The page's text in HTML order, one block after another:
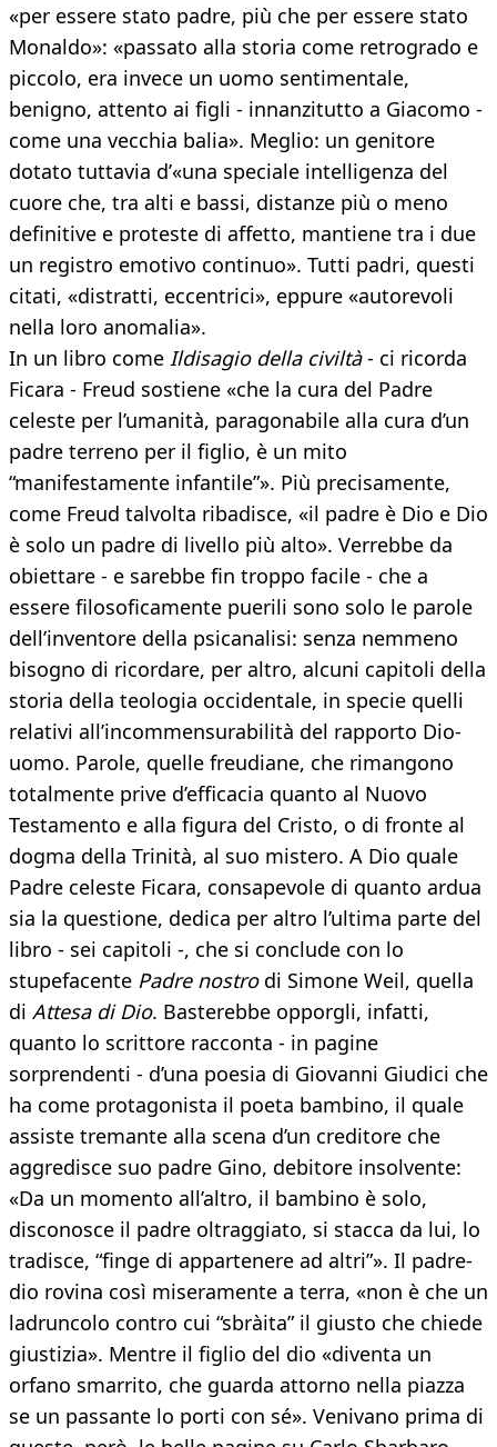
«per essere stato padre, più che per essere stato
Monaldo»: «passato alla storia come retrogrado e
piccolo, era invece un uomo sentimentale,
benigno, attento ai figli - innanzitutto a Giacomo -
come una vecchia balia». Meglio: un genitore
dotato tuttavia d’«una speciale intelligenza del
cuore che, tra alti e bassi, distanze più o meno
definitive e proteste di affetto, mantiene tra i due
un registro emotivo continuo». Tutti padri, questi
citati, «distratti, eccentrici», eppure «autorevoli
nella loro anomalia».
In un libro come Ildisagio della civiltà- ci ricorda
Ficara - Freud sostiene «che la cura del Padre
celeste per l’umanità, paragonabile alla cura d’un
padre terreno per il figlio, è un mito
“manifestamente infantile”». Più precisamente,
come Freud talvolta ribadisce, «il padre è Dio e Dio
è solo un padre di livello più alto». Verrebbe da
obiettare - e sarebbe fin troppo facile - che a
essere filosoficamente puerili sono solo le parole
dell’inventore della psicanalisi: senza nemmeno
bisogno di ricordare, per altro, alcuni capitoli della
storia della teologia occidentale, in specie quelli
relativi all’incommensurabilità del rapporto Dio-
uomo. Parole, quelle freudiane, che rimangono
totalmente prive d’efficacia quanto al Nuovo
Testamento e alla figura del Cristo, o di fronte al
dogma della Trinità, al suo mistero. A Dio quale
Padre celeste Ficara, consapevole di quanto ardua
sia la questione, dedica per altro l’ultima parte del
libro - sei capitoli -, che si conclude con lo
stupefacente Padre nostrodi Simone Weil, quella
di Attesa di Dio. Basterebbe opporgli, infatti,
quanto lo scrittore racconta - in pagine
sorprendenti - d’una poesia di Giovanni Giudici che
ha come protagonista il poeta bambino, il quale
assiste tremante alla scena d’un creditore che
aggredisce suo padre Gino, debitore insolvente:
«Da un momento all’altro, il bambino è solo,
disconosce il padre oltraggiato, si stacca da lui, lo
tradisce, “finge di appartenere ad altri”». Il padre-
dio rovina così miseramente a terra, «non è che un
ladruncolo contro cui “sbràita” il giusto che chiede
giustizia». Mentre il figlio del dio «diventa un
orfano smarrito, che guarda attorno nella piazza
se un passante lo porti con sé». Venivano prima di